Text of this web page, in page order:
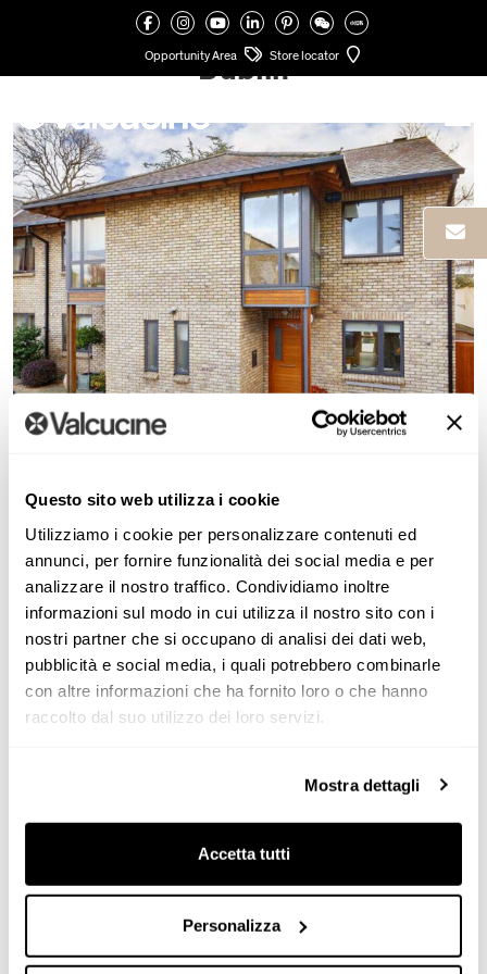
Questo sito web utilizza i cookie
Utilizziamo i cookie per personalizzare contenuti ed
annunci, per fornire funzionalità dei social media e per
analizzare il nostro traffico. Condividiamo inoltre
informazioni sul modo in cui utilizza il nostro sito con i
nostri partner che si occupano di analisi dei dati web,
pubblicità e social media, i quali potrebbero combinarle
con altre informazioni che ha fornito loro o che hanno
raccolto dal suo utilizzo dei loro servizi.
Mostra dettagli
Accetta tutti
Personalizza
Opportunity Area Store locator
Dublín
Marino Park
Proyectos residenciales
Dublín